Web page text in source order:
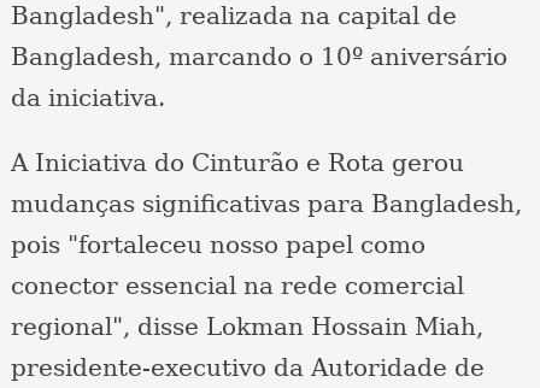
Bangladesh", realizada na capital de
Bangladesh, marcando o 10º aniversário
da iniciativa.
A Iniciativa do Cinturão e Rota gerou
mudanças significativas para Bangladesh,
pois "fortaleceu nosso papel como
conector essencial na rede comercial
regional", disse Lokman Hossain Miah,
presidente-executivo da Autoridade de